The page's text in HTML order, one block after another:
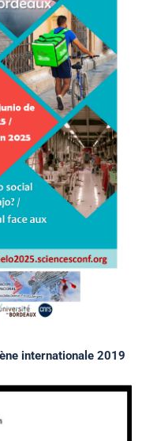
internationale 2019